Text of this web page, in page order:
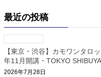
最近の投稿
【東京・渋谷】カモワンタロ
年11月開講・TOKYO SHIBUYA
2026年7月28日